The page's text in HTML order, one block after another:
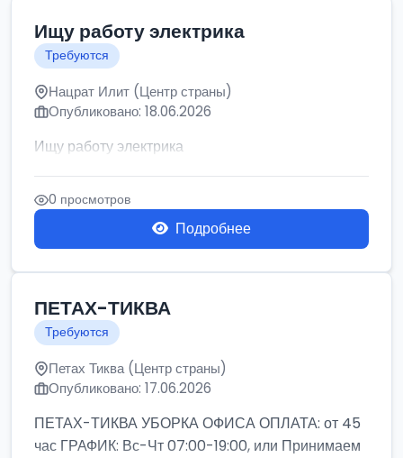
Ищу работу электрика
Требуются
Нацрат Илит (Центр страны)
Опубликовано: 18.06.2026
Ищу работу электрика
0 просмотров
Подробнее
ПЕТАХ-ТИКВА
Требуются
Петах Тиква (Центр страны)
Опубликовано: 17.06.2026
ПЕТАХ-ТИКВА УБОРКА ОФИСА ОПЛАТА: от 45
час ГРАФИК: Вс-Чт 07:00-19:00, или Принимаем